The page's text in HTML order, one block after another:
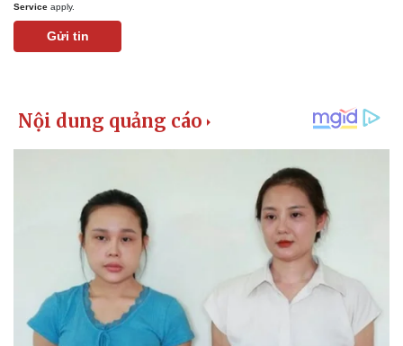
Service apply.
Gửi tin